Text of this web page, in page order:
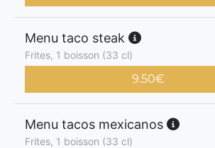
Menu taco steak
Frites, 1 boisson (33 cl)
9.50€
Menu tacos mexicanos
Frites, 1 boisson (33 cl)